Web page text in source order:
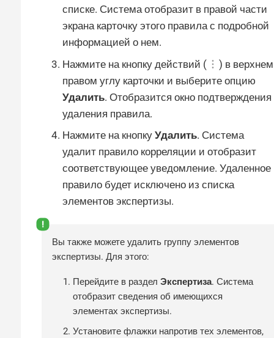
списке. Система отобразит в правой части
экрана карточку этого правила с подробной
информацией о нем.
Нажмите на кнопку действий (
) в верхнем
правом углу карточки и выберите опцию
Удалить. Отобразится окно подтверждения
удаления правила.
Нажмите на кнопку Удалить. Система
удалит правило корреляции и отобразит
соответствующее уведомление. Удаленное
правило будет исключено из списка
элементов экспертизы.
Вы также можете удалить группу элементов
экспертизы. Для этого:
Перейдите в раздел Экспертиза. Система
отобразит сведения об имеющихся
элементах экспертизы.
Установите флажки напротив тех элементов,